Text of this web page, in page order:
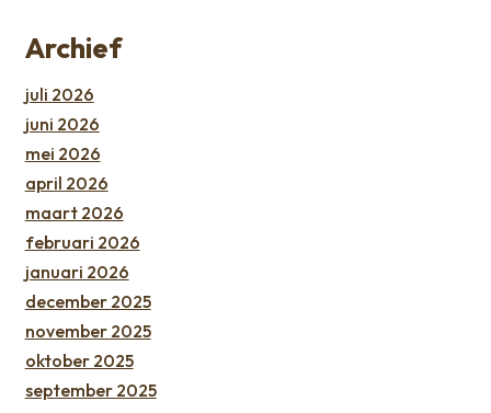
Archief
juli 2026
juni 2026
mei 2026
april 2026
maart 2026
februari 2026
januari 2026
december 2025
november 2025
oktober 2025
september 2025